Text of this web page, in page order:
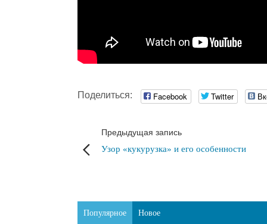
Поделиться: Facebook Twitter
Предыдущая запись
Узор «кукурузка» и его особенности
Популярное Новое